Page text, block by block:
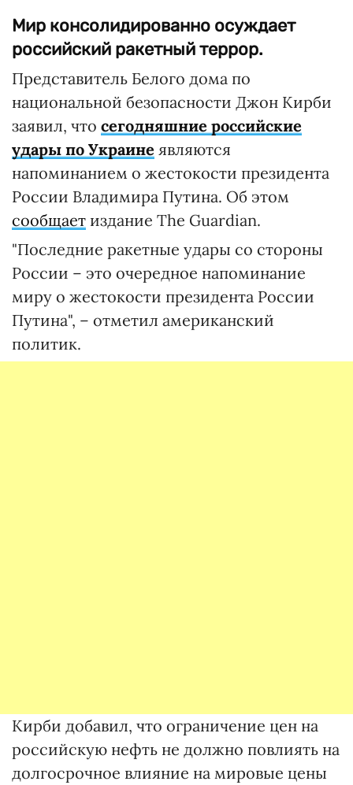
Мир консолидированно осуждает
российский ракетный террор.
Представитель Белого дома по
национальной безопасности Джон Кирби
заявил, что сегодняшние российские
удары по Украине являются
напоминанием о жестокости президента
России Владимира Путина. Об этом
сообщает издание The Guardian.
"Последние ракетные удары со стороны
России – это очередное напоминание
миру о жестокости президента России
Путина", – отметил американский
политик.
Кирби добавил, что ограничение цен на
российскую нефть не должно повлиять на
долгосрочное влияние на мировые цены